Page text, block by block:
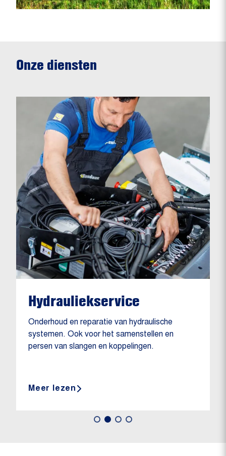
Onze diensten
Hydrauliekservice
Onderhoud en reparatie van hydraulische
systemen. Ook voor het samenstellen en
persen van slangen en koppelingen.
Meer lezen